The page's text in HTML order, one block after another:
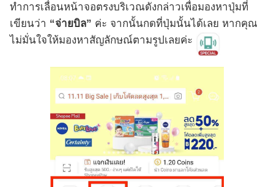
ทำการเลื่อนหน้าจอตรงบริเวณดังกล่าวเพื่อมองหาปุ่มที่
เขียนว่า “จ่ายบิล” ค่ะ จากนั้นกดที่ปุ่มนั้นได้เลย หากคุณ
ไม่มั่นใจให้มองหาสัญลักษณ์ตามรูปเลยค่ะ
0